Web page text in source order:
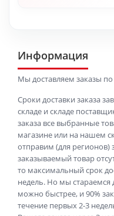
Информация
Мы доставляем заказы
Сроки доставки заказа
складе и складе
заказа все выбранные
магазине или на нашем
отправим (для регионов)
заказываемый товар
то максимальный срок
недель. Но мы стараемся
можно быстрее, и 90%
течение первых 2-3